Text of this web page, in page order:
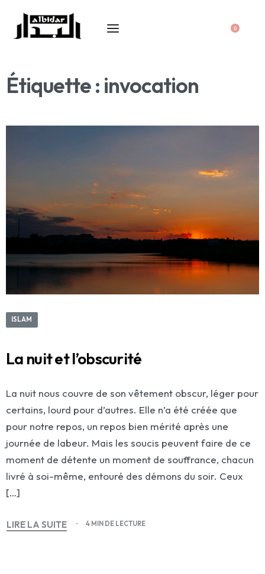
0
Étiquette : invocation
ISLAM
La nuit et l’obscurité
La nuit nous couvre de son vêtement obscur, léger pour
certains, lourd pour d’autres. Elle n’a été créée que
pour notre repos, un repos bien mérité après une
journée de labeur. Mais les soucis peuvent faire de ce
moment de détente un moment de souffrance, chacun
livré à soi-même, entouré des démons du soir. Ceux
[…]
LIRE LA SUITE 4 MIN DE LECTURE